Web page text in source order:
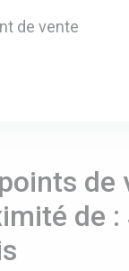
de vente
de
de :